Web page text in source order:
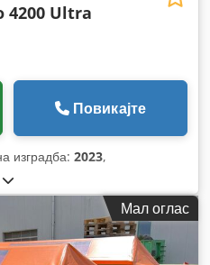
4200 Ultra
Повикајте
изградба: 2023,
Мал оглас